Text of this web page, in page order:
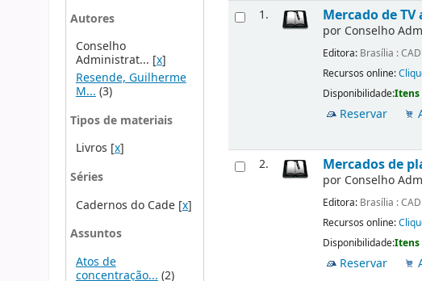
Autores
Conselho
Administrat... [x]
Resende, Guilherme
M... (3)
Tipos de materiais
Livros [x]
Séries
Cadernos do Cade[x]
Assuntos
Atos de
concentração... (2)
1. Mercado de
por Conselho
Editora: Brasília :
Recursos online:
Disponibilidade:Itens
Reservar
2. Mercados de
por Conselho
Editora: Brasília :
Recursos online:
Disponibilidade:Itens
Reservar